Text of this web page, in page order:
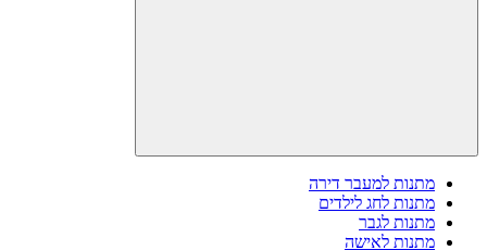
מתנות למעבר דירה
מתנות לחג לילדים
מתנות לגבר
מתנות לאישה